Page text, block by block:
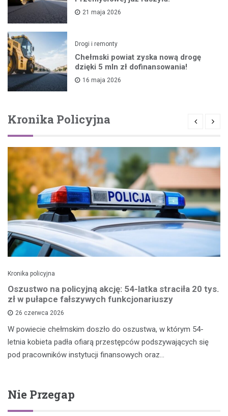
21 maja 2026
Drogi i remonty
Chełmski powiat zyska nową drogę
dzięki 5 mln zł dofinansowania!
16 maja 2026
Kronika Policyjna
Kronika policyjna
Oszustwo na policyjną akcję: 54-latka straciła 20 tys.
zł w pułapce fałszywych funkcjonariuszy
26 czerwca 2026
W powiecie chełmskim doszło do oszustwa, w którym 54-
letnia kobieta padła ofiarą przestępców podszywających się
pod pracowników instytucji finansowych oraz…
Nie Przegap